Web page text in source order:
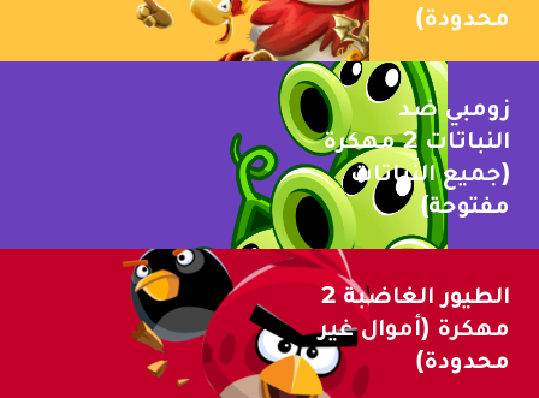
محدودة)
زومبي ضد
النباتات 2 مهكرة
(جميع النباتات
مفتوحة)
الطيور الغاضبة 2
مهكرة (أموال غير
محدودة)